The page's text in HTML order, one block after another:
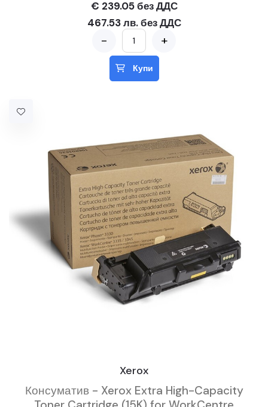
€ 239.05 без ДДС
467.53 лв. без ДДС
- +
Купи
Xerox
Консуматив - Xerox Extra High-Capacity